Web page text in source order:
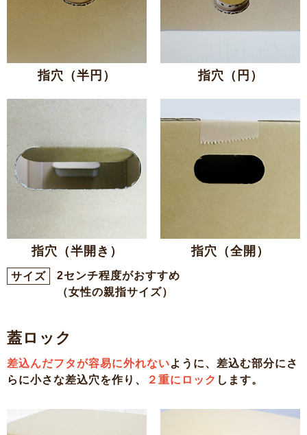
指穴（半円） 指穴（円）
指穴（半開き） 指穴（全開）
サイズ
2センチ程度がおすすめ
（女性の親指サイズ）
蓋ロック
差込んだフタが容易に外れないように、差込む部分にさ
らに小さな差込穴を作り、
２重にロック します。